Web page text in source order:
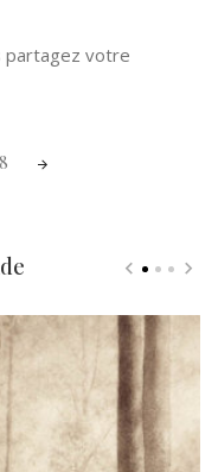
partagez votre
8